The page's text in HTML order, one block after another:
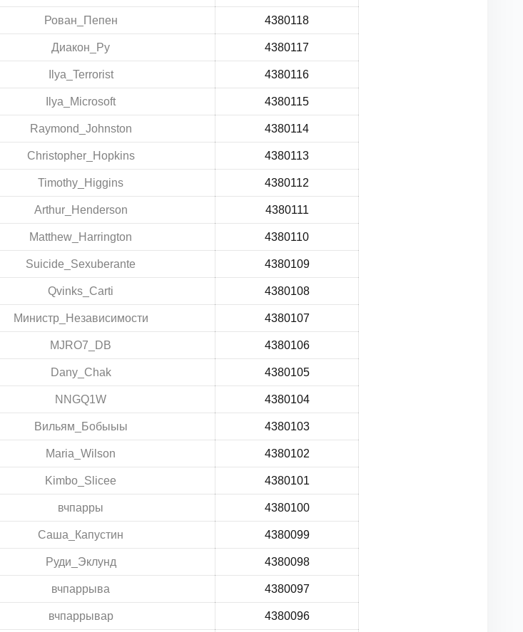
Рован_Пепен 4380118
Диакон_Ру 4380117
Ilya_Terrorist 4380116
Ilya_Microsoft 4380115
Raymond_Johnston 4380114
Christopher_Hopkins 4380113
Timothy_Higgins 4380112
Arthur_Henderson 4380111
Matthew_Harrington 4380110
Suicide_Sexuberante 4380109
Qvinks_Carti 4380108
Министр_Независимости 4380107
MJRO7_DB 4380106
Dany_Chak 4380105
NNGQ1W 4380104
Вильям_Бобыыы 4380103
Maria_Wilson 4380102
Kimbo_Slicee 4380101
вчпарры 4380100
Саша_Капустин 4380099
Руди_Эклунд 4380098
вчпаррыва 4380097
вчпаррывар 4380096